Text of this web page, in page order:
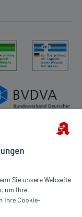
für
Sie unsere Webseite
um Ihre
Ihre Cookie-